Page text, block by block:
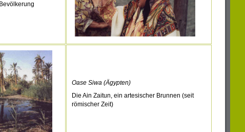
Oase Siwa (Ägypten)
Die Ain Zaitun, ein artesischer Brunnen (seit
römischer Zeit)